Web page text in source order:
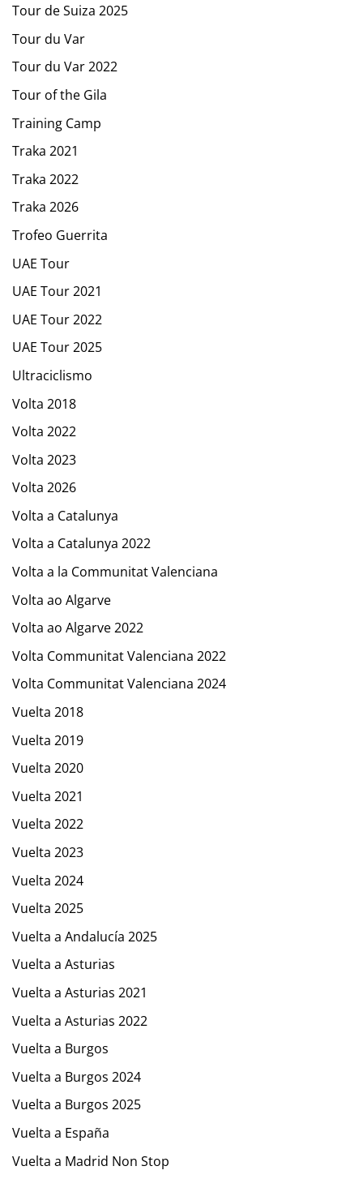
Tour de Suiza 2025
Tour du Var
Tour du Var 2022
Tour of the Gila
Training Camp
Traka 2021
Traka 2022
Traka 2026
Trofeo Guerrita
UAE Tour
UAE Tour 2021
UAE Tour 2022
UAE Tour 2025
Ultraciclismo
Volta 2018
Volta 2022
Volta 2023
Volta 2026
Volta a Catalunya
Volta a Catalunya 2022
Volta a la Communitat Valenciana
Volta ao Algarve
Volta ao Algarve 2022
Volta Communitat Valenciana 2022
Volta Communitat Valenciana 2024
Vuelta 2018
Vuelta 2019
Vuelta 2020
Vuelta 2021
Vuelta 2022
Vuelta 2023
Vuelta 2024
Vuelta 2025
Vuelta a Andalucía 2025
Vuelta a Asturias
Vuelta a Asturias 2021
Vuelta a Asturias 2022
Vuelta a Burgos
Vuelta a Burgos 2024
Vuelta a Burgos 2025
Vuelta a España
Vuelta a Madrid Non Stop